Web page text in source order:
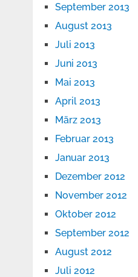
September 2013
August 2013
Juli 2013
Juni 2013
Mai 2013
April 2013
März 2013
Februar 2013
Januar 2013
Dezember 2012
November 2012
Oktober 2012
September 2012
August 2012
Juli 2012